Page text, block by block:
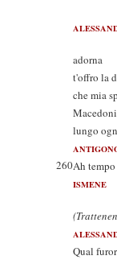
Io
adorna
t'offro la
che mia
lungo
260Ah
ISMENE
Qual